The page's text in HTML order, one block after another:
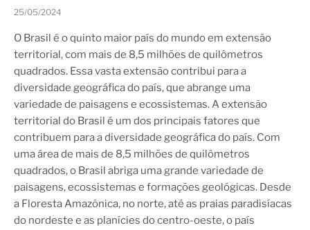
25/05/2024
O Brasil é o quinto maior país do mundo em extensão
territorial, com mais de 8,5 milhões de quilômetros
quadrados. Essa vasta extensão contribui para a
diversidade geográfica do país, que abrange uma
variedade de paisagens e ecossistemas. A extensão
territorial do Brasil é um dos principais fatores que
contribuem para a diversidade geográfica do país. Com
uma área de mais de 8,5 milhões de quilômetros
quadrados, o Brasil abriga uma grande variedade de
paisagens, ecossistemas e formações geológicas. Desde
a Floresta Amazônica, no norte, até as praias paradisíacas
do nordeste e as planícies do centro-oeste, o país